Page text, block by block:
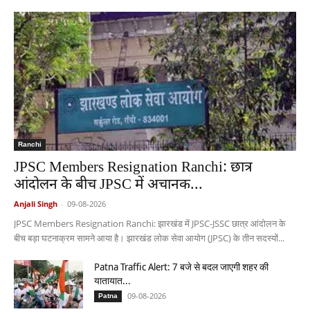
Ranchi
JPSC Members Resignation Ranchi: छात्र
आंदोलन के बीच JPSC में अचानक...
Anjali Singh - 09-08-2026
JPSC Members Resignation Ranchi: झारखंड में JPSC-JSSC छात्र आंदोलन के
बीच बड़ा घटनाक्रम सामने आया है। झारखंड लोक सेवा आयोग (JPSC) के तीन सदस्यों...
Patna Traffic Alert: 7 बजे से बदल जाएगी शहर की
यातायात...
Patna 09-08-2026